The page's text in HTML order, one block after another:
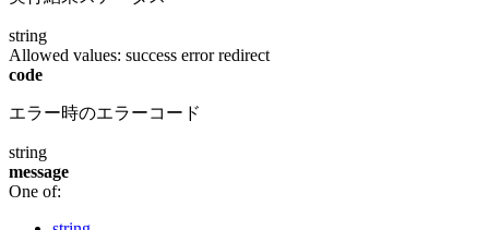
string
Allowed values: success errorredirect
code
エラー時のエラーコード
string
message
One of: